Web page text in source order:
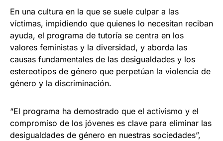
En una cultura en la que se suele culpar a las
víctimas, impidiendo que quienes lo necesitan reciban
ayuda, el programa de tutoría se centra en los
valores feministas y la diversidad, y aborda las
causas fundamentales de las desigualdades y los
estereotipos de género que perpetúan la violencia de
género y la discriminación.
“El programa ha demostrado que el activismo y el
compromiso de los jóvenes es clave para eliminar las
desigualdades de género en nuestras sociedades”,